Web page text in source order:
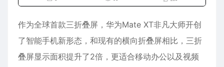
作为全球首款三折叠屏， 华为Mate XT非凡大师开创
了智能手机新形态，和现有的横向折叠屏相比，三折
叠屏显示面积提升了2倍，更适合移动办公以及视频